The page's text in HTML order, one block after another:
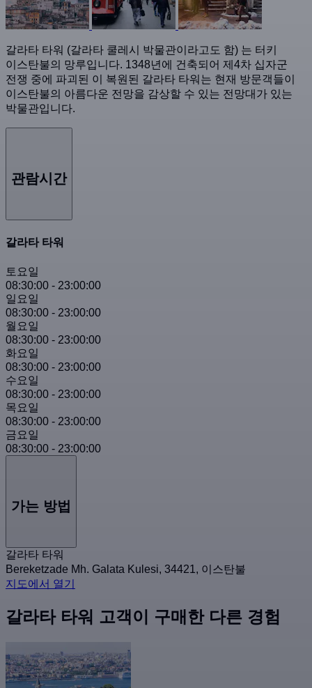
갈라타 타워 (갈라타 쿨레시 박물관이라고도 함) 는 터키
이스탄불의 망루입니다. 1348년에 건축되어 제4차 십자군
전쟁 중에 파괴된 이 복원된 갈라타 타워는 현재 방문객들이
이스탄불의 아름다운 전망을 감상할 수 있는 전망대가 있는
박물관입니다.
관람시간
갈라타 타워
토요일
08:30:00 - 23:00:00
일요일
08:30:00 - 23:00:00
월요일
08:30:00 - 23:00:00
화요일
08:30:00 - 23:00:00
수요일
08:30:00 - 23:00:00
목요일
08:30:00 - 23:00:00
금요일
08:30:00 - 23:00:00
가는 방법
갈라타 타워
Bereketzade Mh. Galata Kulesi, 34421, 이스탄불
지도에서 열기
갈라타 타워 고객이 구매한 다른 경험